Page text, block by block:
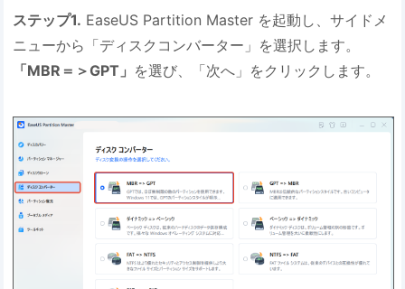
ステップ1. EaseUS Partition Master を起動し、サイドメ
ニューから「ディスクコンバーター」を選択します。
「MBR＝＞GPT」 を選び、「次へ」をクリックします。